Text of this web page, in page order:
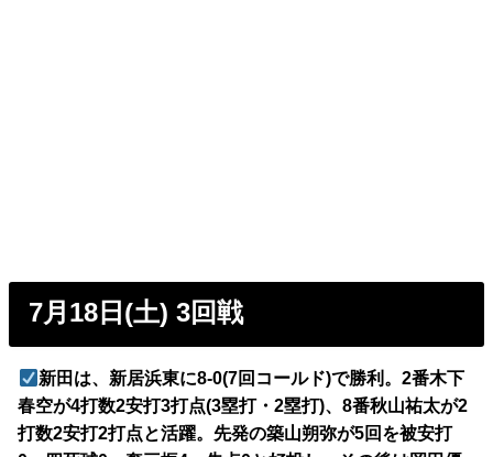
7月18日(土) 3回戦
新田は、新居浜東に8-0(7回コールド)で勝利。2番木下
春空が4打数2安打3打点(3塁打・2塁打)、8番秋山祐太が2
打数2安打2打点と活躍。先発の築山朔弥が5回を被安打